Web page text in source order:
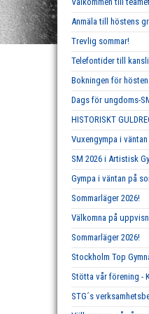
Anmäla till höstens
Trevlig sommar!
Telefontider till
Bokningen för
Dags för ungdoms-
HISTORISKT
Vuxengympa i
SM 2026 i Artistisk
Gympa i väntan på
Sommarläger 2026!
Välkomna på
Sommarläger 2026!
Stockholm Top
Stötta vår förening -
STG´s